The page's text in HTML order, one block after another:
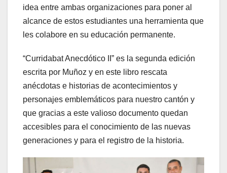
idea entre ambas organizaciones para poner al
alcance de estos estudiantes una herramienta que
les colabore en su educación permanente.
“Curridabat Anecdótico II” es la segunda edición
escrita por Muñoz y en este libro rescata
anécdotas e historias de acontecimientos y
personajes emblemáticos para nuestro cantón y
que gracias a este valioso documento quedan
accesibles para el conocimiento de las nuevas
generaciones y para el registro de la historia.